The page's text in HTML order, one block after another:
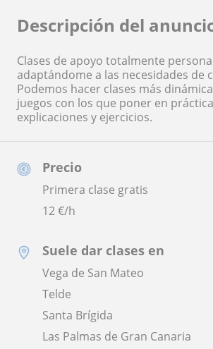
Precio
Primera clase gratis
12€/h
Suele dar clases en
Vega de San Mateo
Telde
Santa Brígida
Las Palmas de Gran Canaria
Descripción del
Clases de apoyo totalmente
adaptándome a las necesidades de
Podemos hacer clases más
juegos con los que poner en
explicaciones y ejercicios.